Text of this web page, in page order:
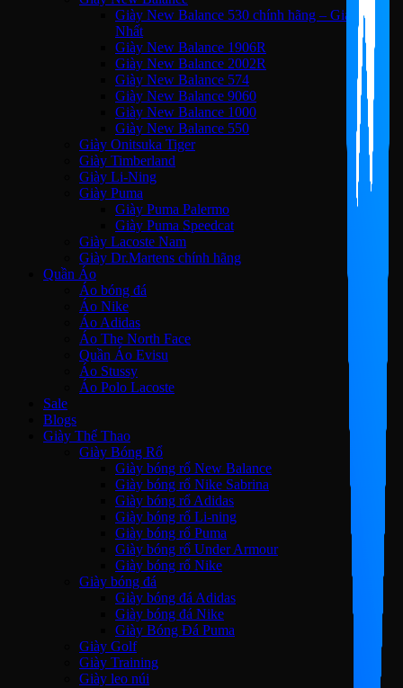
Giày New Balance 530 chính hãng – Giá Tốt
Nhất
Giày New Balance 1906R
Giày New Balance 2002R
Giày New Balance 574
Giày New Balance 9060
Giày New Balance 1000
Giày New Balance 550
Giày Onitsuka Tiger
Giày Timberland
Giày Li-Ning
Giày Puma
Giày Puma Palermo
Giày Puma Speedcat
Giày Lacoste Nam
Giày Dr.Martens chính hãng
Quần Áo
Áo bóng đá
Áo Nike
Áo Adidas
Áo The North Face
Quần Áo Evisu
Áo Stussy
Áo Polo Lacoste
Sale
Blogs
Giày Thể Thao
Giày Bóng Rổ
Giày bóng rổ New Balance
Giày bóng rổ Nike Sabrina
Giày bóng rổ Adidas
Giày bóng rổ Li-ning
Giày bóng rổ Puma
Giày bóng rổ Under Armour
Giày bóng rổ Nike
Giày bóng đá
Giày bóng đá Adidas
Giày bóng đá Nike
Giày Bóng Đá Puma
Giày Golf
Giày Training
Giày leo núi